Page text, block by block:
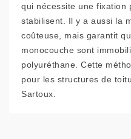
qui nécessite une fixation
stabilisent. Il y a aussi la
coûteuse, mais garantit
monocouche sont
polyuréthane. Cette
pour les structures de
Sartoux.